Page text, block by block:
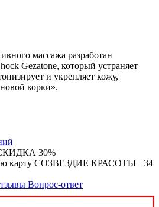
массажа разработан
Gezatone, который устраняет
и укрепляет кожу,
корки».
30%
карту СОЗВЕЗДИЕ КРАСОТЫ +34
Вопрос-ответ